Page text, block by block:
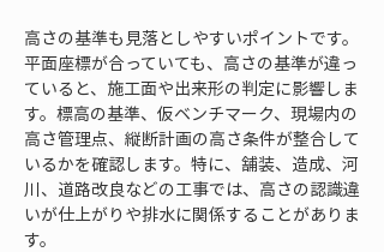
高さの基準も見落としやすいポイントです。
平面座標が合っていても、高さの基準が違っ
ていると、施工面や出来形の判定に影響しま
す。標高の基準、仮ベンチマーク、現場内の
高さ管理点、縦断計画の高さ条件が整合して
いるかを確認します。特に、舗装、造成、河
川、道路改良などの工事では、高さの認識違
いが仕上がりや排水に関係することがありま
す。